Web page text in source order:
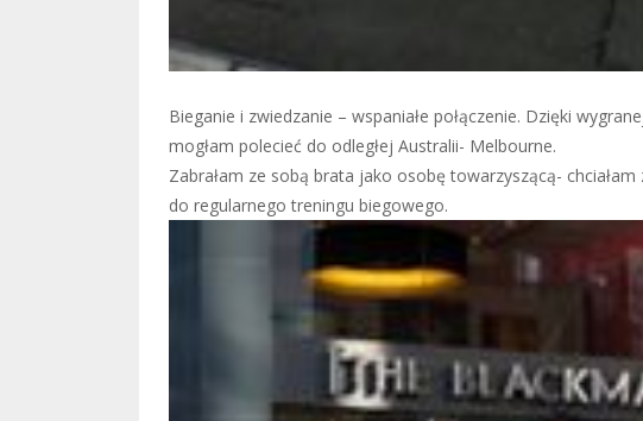
Bieganie i zwiedzanie – wspaniałe połączenie. Dzięki
mogłam polecieć do odległej Australii- Melbourne.
Zabrałam ze sobą brata jako osobę towarzyszącą-
do regularnego treningu biegowego.